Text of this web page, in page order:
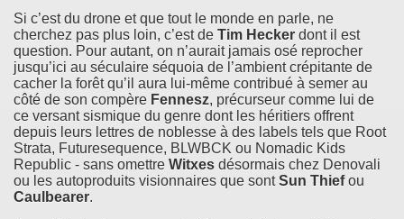
Si c’est du drone et que tout le monde en parle, ne
cherchez pas plus loin, c’est de Tim Hecker dont il est
question. Pour autant, on n’aurait jamais osé reprocher
jusqu’ici au séculaire séquoia de l’ambient crépitante de
cacher la forêt qu’il aura lui-même contribué à semer au
côté de son compère Fennesz, précurseur comme lui de
ce versant sismique du genre dont les héritiers offrent
depuis leurs lettres de noblesse à des labels tels que Root
Strata, Futuresequence, BLWBCK ou Nomadic Kids
Republic - sans omettre Witxes désormais chez Denovali
ou les autoproduits visionnaires que sontSun Thiefou
Caulbearer.